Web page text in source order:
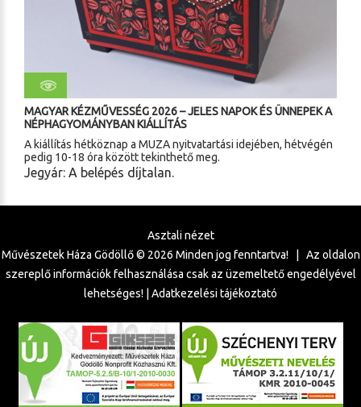
MAGYAR KÉZMŰVESSÉG 2026 – JELES NAPOK ÉS ÜNNEPEK A
NÉPHAGYOMÁNYBAN KIÁLLÍTÁS
A kiállítás hétköznap a MUZA nyitvatartási idejében, hétvégén
pedig 10-18 óra között tekinthető meg.
Jegyár: A belépés díjtalan.
Asztali nézet
Művészetek Háza Gödöllő © 2026 Minden jog fenntartva! | Az oldalon
szereplő információk felhasználása csak az üzemeltető engedélyével
lehetséges! | Adatkezelési tájékoztató